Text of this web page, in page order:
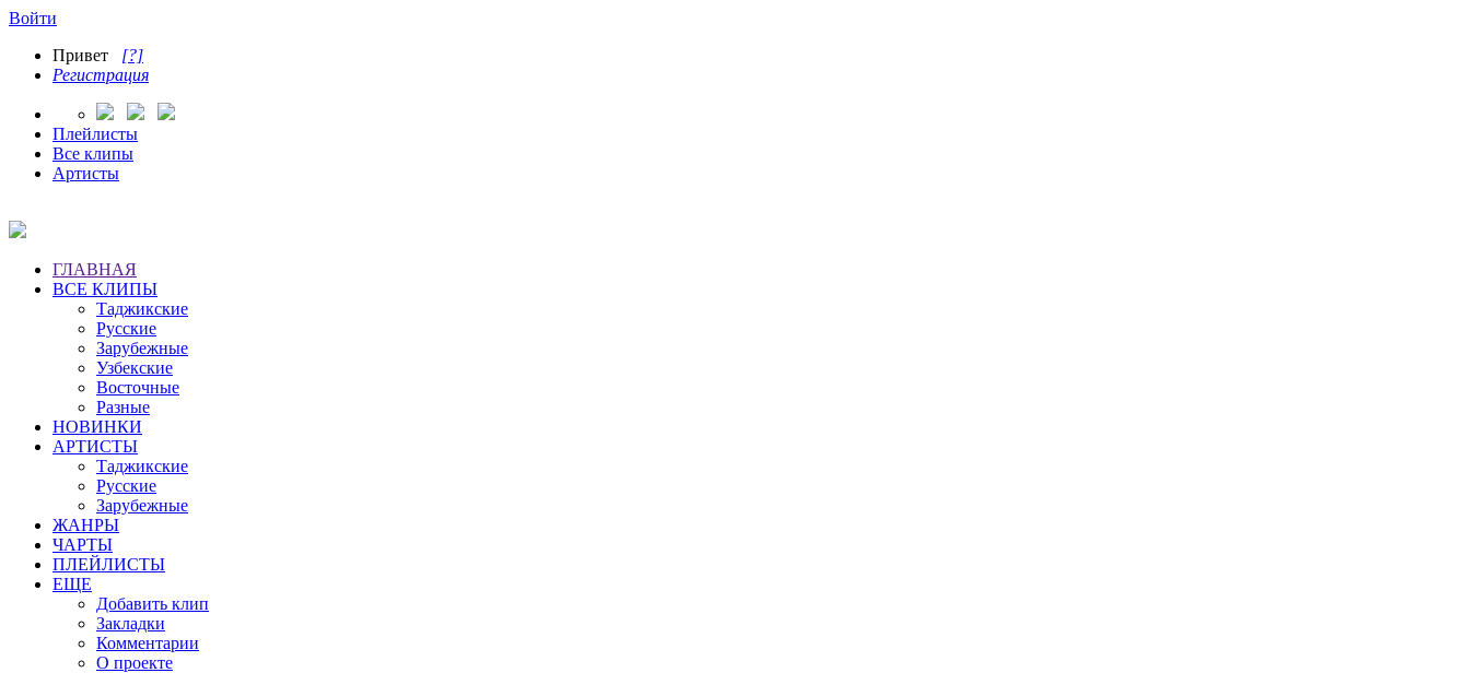
Войти
Привет [?]
Регистрация
Плейлисты
Все клипы
Артисты
ГЛАВНАЯ
ВСЕ КЛИПЫ
Таджикские
Русские
Зарубежные
Узбекские
Восточные
Разные
НОВИНКИ
АРТИСТЫ
Таджикские
Русские
Зарубежные
ЖАНРЫ
ЧАРТЫ
ПЛЕЙЛИСТЫ
ЕЩЕ
Добавить клип
Закладки
Комментарии
О проекте